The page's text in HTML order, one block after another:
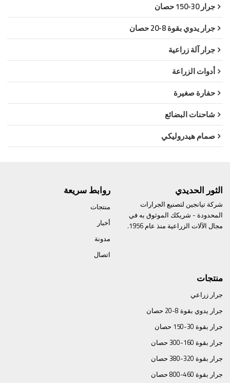
جرار 30-150 حصان
جرار يدوي بقوة 8-20 حصان
جرار آلة زراعية
أدوات الزراعة
حفارة صغيرة
شاحنات البضائع
صمام هيدروليكي
الثور الحديدي
شركة تيانجين لتصنيع الجرارات
المحدودة - شريكك الموثوق به في
مجال الآلات الزراعية منذ عام 1956.
روابط سريعة
منتجات
أخبار
مدونة
اتصال
منتجات
جرار زراعي
جرار يدوي بقوة 8-20 حصان
جرار بقوة 30-150 حصان
جرار بقوة 160-300 حصان
جرار بقوة 320-380 حصان
جرار بقوة 460-800 حصان